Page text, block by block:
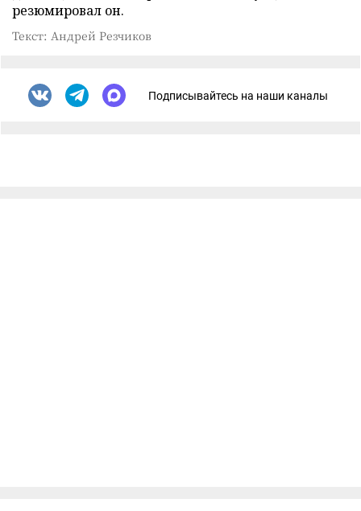
резюмировал он.
Текст: Андрей Резчиков
Подписывайтесь на наши каналы